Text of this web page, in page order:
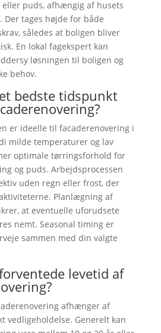
eller puds, afhængig af husets
tages højde for både
således at boligen bliver
En lokal fagekspert kan
løsningen til boligen og
behov.
bedste tidspunkt
er ideelle til facaderenovering i
milde temperaturer og lav
optimale tørringsforhold for
og puds. Arbejdsprocessen
uden regn eller frost, der
Planlægning af
at eventuelle uforudsete
nemt. Seasonal timing er
sammen med din valgte
levetid af
afhænger af
vedligeholdelse. Generelt kan